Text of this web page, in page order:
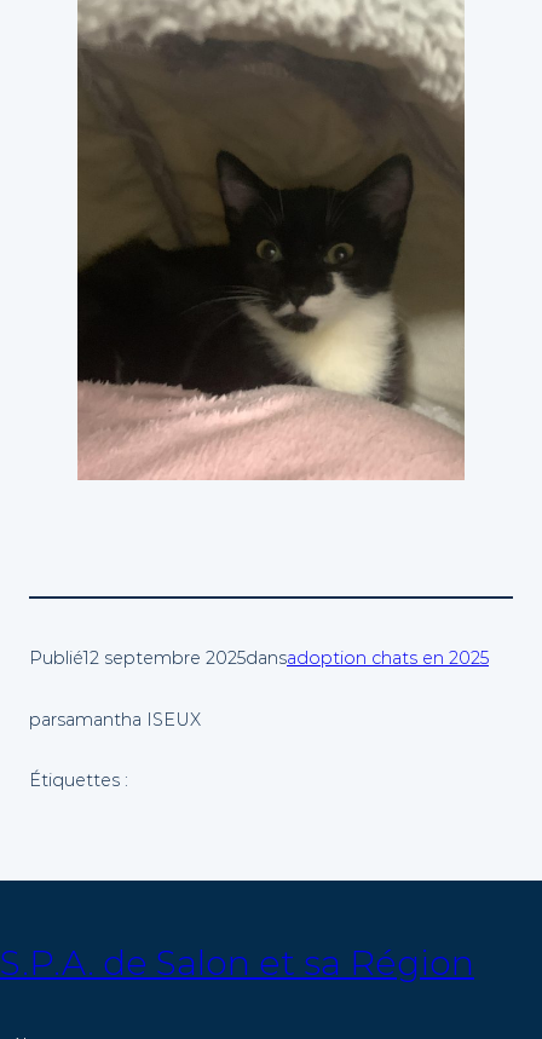
Publié12 septembre 2025dansadoption chats en 2025
parsamantha ISEUX
Étiquettes :
S.P.A. de Salon et sa Région